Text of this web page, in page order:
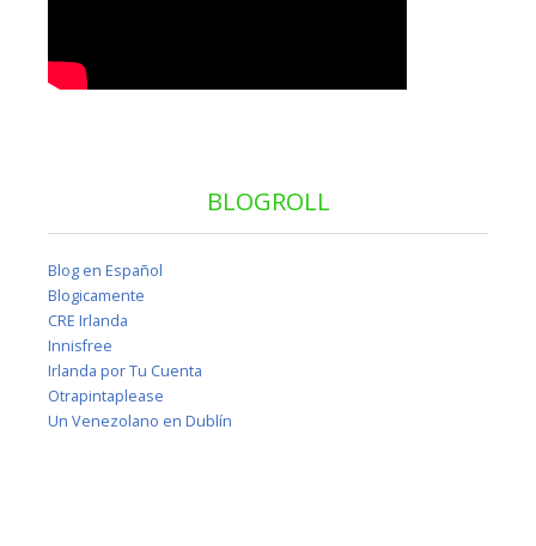
BLOGROLL
Blog en Español
Blogicamente
CRE Irlanda
Innisfree
Irlanda por Tu Cuenta
Otrapintaplease
Un Venezolano en Dublín